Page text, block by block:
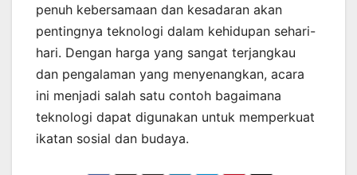
penuh kebersamaan dan kesadaran akan
pentingnya teknologi dalam kehidupan sehari-
hari. Dengan harga yang sangat terjangkau
dan pengalaman yang menyenangkan, acara
ini menjadi salah satu contoh bagaimana
teknologi dapat digunakan untuk memperkuat
ikatan sosial dan budaya.